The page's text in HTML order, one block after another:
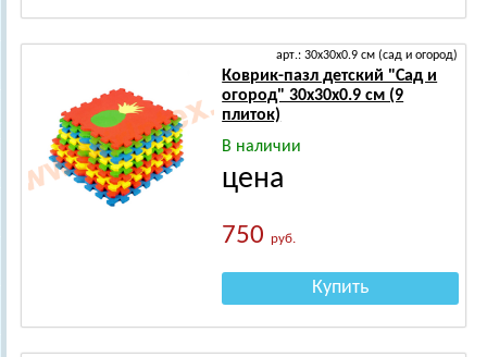
арт.: 30х30х0.9 см (сад и огород)
Коврик-пазл детский "Сад и
огород" 30х30х0.9 см (9
плиток)
В наличии
цена
750руб.
Купить